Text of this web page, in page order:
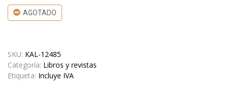
AGOTADO
SKU: KAL-12485
Categoría: Libros y revistas
Etiqueta: Incluye IVA